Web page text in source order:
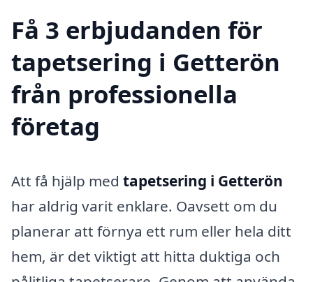
Få 3 erbjudanden för
tapetsering i Getterön
från professionella
företag
Att få hjälp med tapetsering i Getterön
har aldrig varit enklare. Oavsett om du
planerar att förnya ett rum eller hela ditt
hem, är det viktigt att hitta duktiga och